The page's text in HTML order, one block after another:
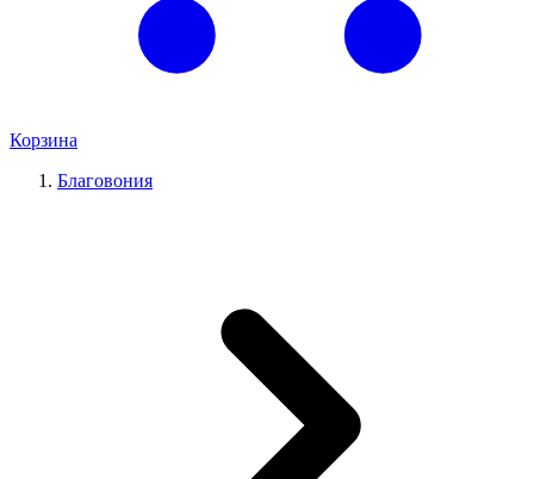
Корзина
Благовония